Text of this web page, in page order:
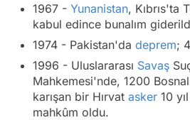
1967 - Yunanistan, Kıbrıs'ta
kabul edince bunalım
1974 - Pakistan'da deprem;
1996 - Uluslararası Savaş
Mahkemesi'nde, 1200
karışan bir Hırvat asker 10
mahkûm oldu.